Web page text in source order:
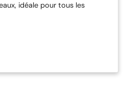
idéale pour tous les
stable et naturel, permettant
avec Kinomap et
domicile interactif et suivez
et optimale sur le vélo